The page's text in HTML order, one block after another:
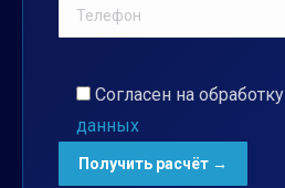
Согласен на обработку
данных